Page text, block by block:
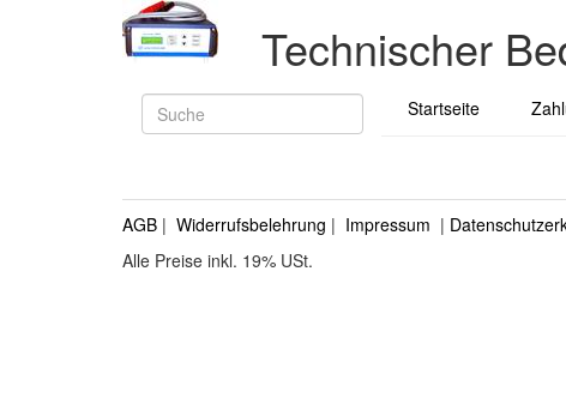
Technischer
Startseite
AGB | Widerrufsbelehrung | Impressum |
Alle Preise inkl. 19% USt.